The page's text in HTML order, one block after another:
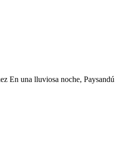
En una lluviosa noche, Paysandú